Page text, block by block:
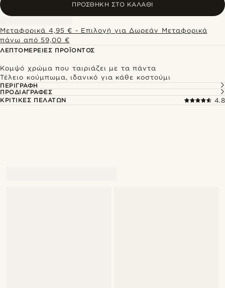
ΠΡΟΣΘΉΚΗ ΣΤΟ ΚΑΛΆΘΙ
Μεταφορικά 4,95 € - Επιλογή για Δωρεάν Μεταφορικά
πάνω από 59,00 €
ΛΕΠΤΟΜΈΡΕΙΕΣ ΠΡΟΪΌΝΤΟΣ
Κομψό χρώμα που ταιριάζει με τα πάντα
Τέλειο κούμπωμα, ιδανικό για κάθε κοστούμι
ΠΕΡΙΓΡΑΦΉ
ΠΡΟΔΙΑΓΡΑΦΈΣ
ΚΡΙΤΙΚΈΣ ΠΕΛΑΤΏΝ
4.8